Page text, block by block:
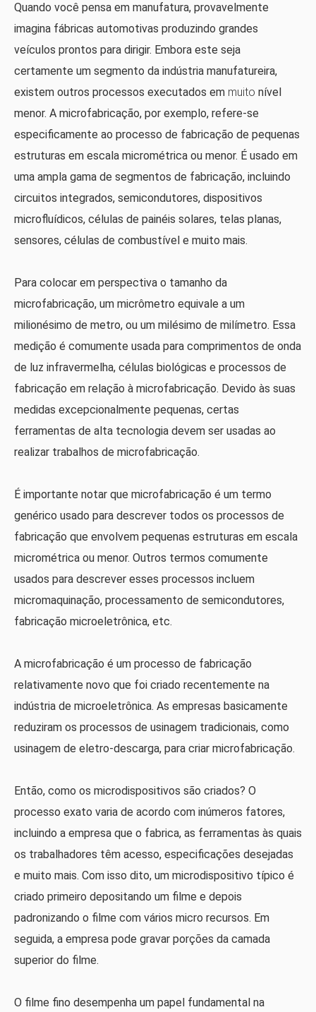
Quando você pensa em manufatura, provavelmente
imagina fábricas automotivas produzindo grandes
veículos prontos para dirigir. Embora este seja
certamente um segmento da indústria manufatureira,
existem outros processos executados em muito nível
menor. A microfabricação, por exemplo, refere-se
especificamente ao processo de fabricação de pequenas
estruturas em escala micrométrica ou menor. É usado em
uma ampla gama de segmentos de fabricação, incluindo
circuitos integrados, semicondutores, dispositivos
microfluídicos, células de painéis solares, telas planas,
sensores, células de combustível e muito mais.
Para colocar em perspectiva o tamanho da
microfabricação, um micrômetro equivale a um
milionésimo de metro, ou um milésimo de milímetro. Essa
medição é comumente usada para comprimentos de onda
de luz infravermelha, células biológicas e processos de
fabricação em relação à microfabricação. Devido às suas
medidas excepcionalmente pequenas, certas
ferramentas de alta tecnologia devem ser usadas ao
realizar trabalhos de microfabricação.
É importante notar que microfabricação é um termo
genérico usado para descrever todos os processos de
fabricação que envolvem pequenas estruturas em escala
micrométrica ou menor. Outros termos comumente
usados ​​para descrever esses processos incluem
micromaquinação, processamento de semicondutores,
fabricação microeletrônica, etc.
A microfabricação é um processo de fabricação
relativamente novo que foi criado recentemente na
indústria de microeletrônica. As empresas basicamente
reduziram os processos de usinagem tradicionais, como
usinagem de eletro-descarga, para criar microfabricação.
Então, como os microdispositivos são criados? O
processo exato varia de acordo com inúmeros fatores,
incluindo a empresa que o fabrica, as ferramentas às quais
os trabalhadores têm acesso, especificações desejadas
e muito mais. Com isso dito, um microdispositivo típico é
criado primeiro depositando um filme e depois
padronizando o filme com vários micro recursos. Em
seguida, a empresa pode gravar porções da camada
superior do filme.
O filme fino desempenha um papel fundamental na